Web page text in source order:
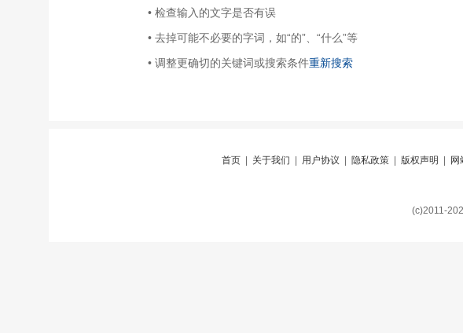
• 检查输入的文字是否有误
• 去掉可能不必要的字词，如“的”、“什么”等
• 调整更确切的关键词或搜索条件重新搜索
首页 关于我们 用户协议 隐私政策 版权声明 网
(c)2011-